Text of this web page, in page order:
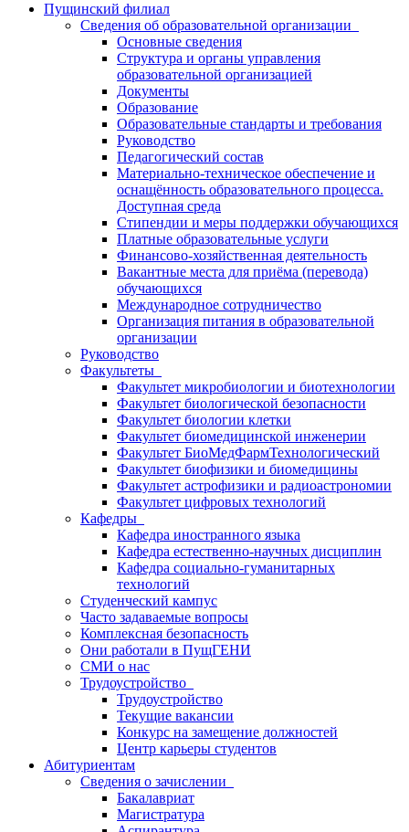
Пущинский филиал
Сведения об образовательной организации
Основные сведения
Структура и органы управления
образовательной организацией
Документы
Образование
Образовательные стандарты и требования
Руководство
Педагогический состав
Материально-техническое обеспечение и
оснащённость образовательного процесса.
Доступная среда
Стипендии и меры поддержки обучающихся
Платные образовательные услуги
Финансово-хозяйственная деятельность
Вакантные места для приёма (перевода)
обучающихся
Международное сотрудничество
Организация питания в образовательной
организации
Руководство
Факультеты
Факультет микробиологии и биотехнологии
Факультет биологической безопасности
Факультет биологии клетки
Факультет биомедицинской инженерии
Факультет БиоМедФармТехнологический
Факультет биофизики и биомедицины
Факультет астрофизики и радиоастрономии
Факультет цифровых технологий
Кафедры
Кафедра иностранного языка
Кафедра естественно-научных дисциплин
Кафедра социально-гуманитарных
технологий
Студенческий кампус
Часто задаваемые вопросы
Комплексная безопасность
Они работали в ПущГЕНИ
СМИ о нас
Трудоустройство
Трудоустройство
Текущие вакансии
Конкурс на замещение должностей
Центр карьеры студентов
Абитуриентам
Сведения о зачислении
Бакалавриат
Магистратура